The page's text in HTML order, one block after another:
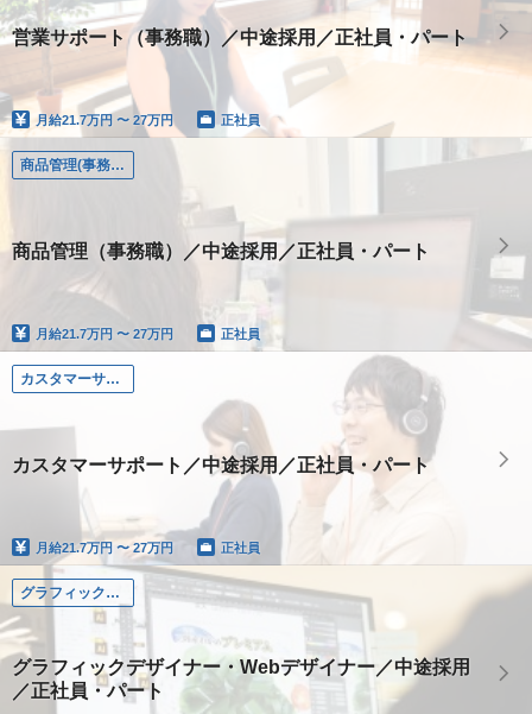
営業サポート（事務職）／中途採用／正社員・パート
月給21.7万円 〜 27万円 正社員
商品管理(事務職)
商品管理（事務職）／中途採用／正社員・パート
月給21.7万円 〜 27万円 正社員
カスタマーサポート
カスタマーサポート／中途採用／正社員・パート
月給21.7万円 〜 27万円 正社員
グラフィック・Webデザイナー
グラフィックデザイナー・Webデザイナー／中途採用
／正社員・パート